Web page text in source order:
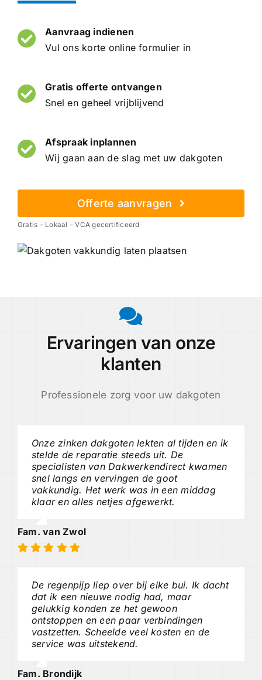
Aanvraag indienen
Vul ons korte online formulier in
Gratis offerte ontvangen
Snel en geheel vrijblijvend
Afspraak inplannen
Wij gaan aan de slag met uw dakgoten
Offerte aanvragen
Gratis – Lokaal – VCA gecertificeerd
Ervaringen van onze
klanten
Professionele zorg voor uw dakgoten
Onze zinken dakgoten lekten al tijden en ik
stelde de reparatie steeds uit. De
specialisten van Dakwerkendirect kwamen
snel langs en vervingen de goot
vakkundig. Het werk was in een middag
klaar en alles netjes afgewerkt.
Fam. van Zwol
De regenpijp liep over bij elke bui. Ik dacht
dat ik een nieuwe nodig had, maar
gelukkig konden ze het gewoon
ontstoppen en een paar verbindingen
vastzetten. Scheelde veel kosten en de
service was uitstekend.
Fam. Brondijk